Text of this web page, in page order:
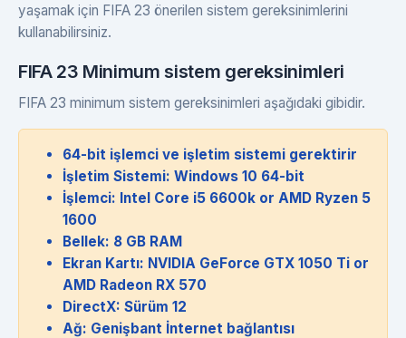
yaşamak için FIFA 23 önerilen sistem gereksinimlerini
kullanabilirsiniz.
FIFA 23 Minimum sistem gereksinimleri
FIFA 23 minimum sistem gereksinimleri aşağıdaki gibidir.
64-bit işlemci ve işletim sistemi gerektirir
İşletim Sistemi: Windows 10 64-bit
İşlemci: Intel Core i5 6600k or AMD Ryzen 5
1600
Bellek: 8 GB RAM
Ekran Kartı: NVIDIA GeForce GTX 1050 Ti or
AMD Radeon RX 570
DirectX: Sürüm 12
Ağ: Genişbant İnternet bağlantısı